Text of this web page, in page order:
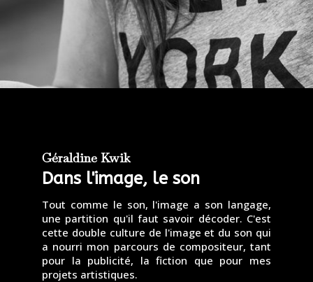
Géraldine Kwik
Dans l'image, le son
Tout comme le son, l'image a son langage,
une partition qu'il faut savoir décoder. C'est
cette double culture de l'image et du son qui
a nourri mon parcours de compositeur, tant
pour la publicité, la fiction que pour mes
projets artistiques.